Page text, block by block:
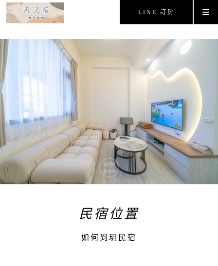
LINE 訂房
民宿位置
如何到玥民宿